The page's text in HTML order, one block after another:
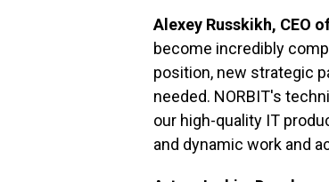
Alexey Russkikh, CEO
become incredibly
position, new strategic
needed. NORBIT's
our high-quality IT
and dynamic work and